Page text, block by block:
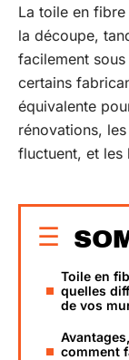
La toile en
la découpe,
facilement
certains
équivalente
rénovations,
fluctuent, et les
Toile en
quelles
de vos
comment